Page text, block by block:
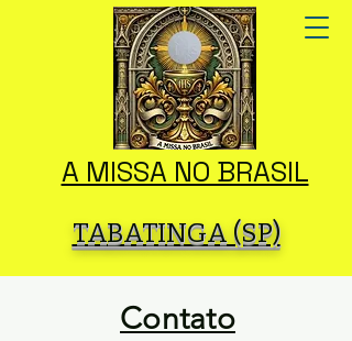
A MISSA NO BRASIL
TABATINGA (SP)
Contato